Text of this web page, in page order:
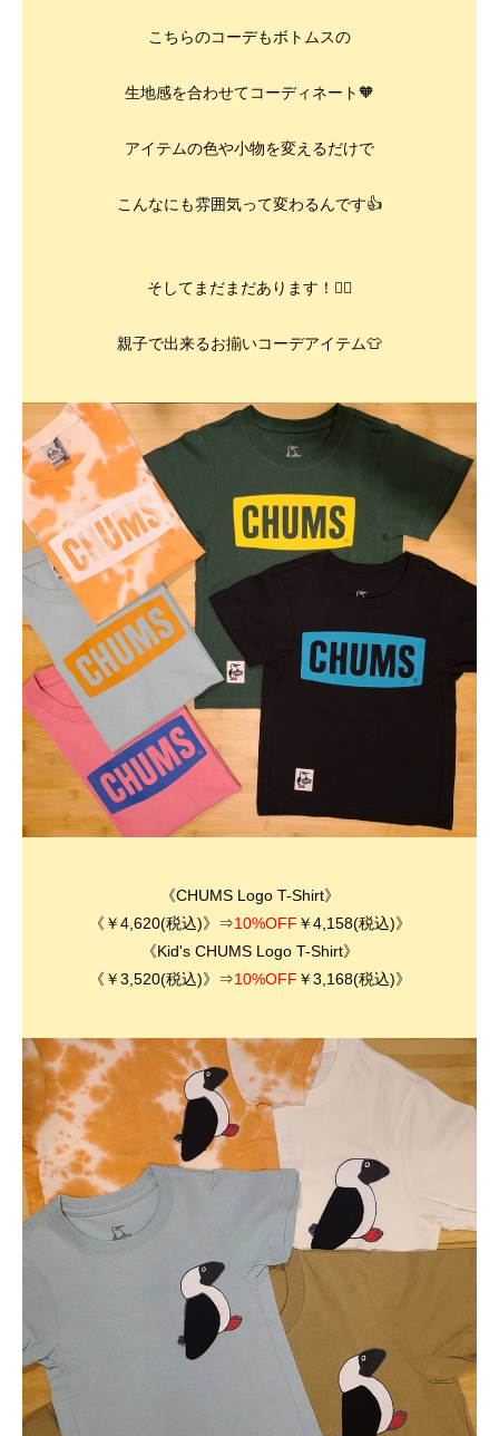
こちらのコーデもボトムスの
生地感を合わせてコーディネート🧡
アイテムの色や小物を変えるだけで
こんなにも雰囲気って変わるんです👍
そしてまだまだあります！💁‍♀️
親子で出来るお揃いコーデアイテム👕
《CHUMS Logo T-Shirt》
《￥4,620(税込)》⇒10%OFF ￥4,158(税込)》
《Kid's CHUMS Logo T-Shirt》
《￥3,520(税込)》⇒10%OFF ￥3,168(税込)》